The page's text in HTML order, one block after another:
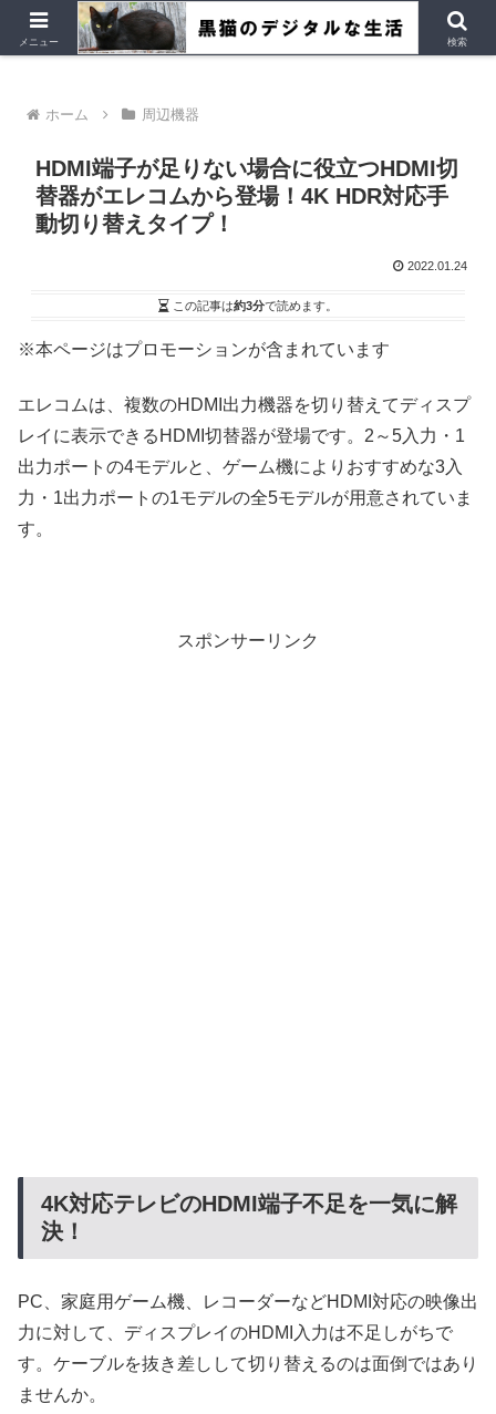
デジタルデバイス、Ubuntu など
ホーム 周辺機器
HDMI端子が足りない場合に役立つHDMI切
替器がエレコムから登場！4K HDR対応手
動切り替えタイプ！
2022.01.24
この記事は約3分で読めます。
※本ページはプロモーションが含まれています
エレコムは、複数のHDMI出力機器を切り替えてディスプ
レイに表示できるHDMI切替器が登場です。2～5入力・1
出力ポートの4モデルと、ゲーム機によりおすすめな3入
力・1出力ポートの1モデルの全5モデルが用意されていま
す。
スポンサーリンク
4K対応テレビのHDMI端子不足を一気に解
決！
PC、家庭用ゲーム機、レコーダーなどHDMI対応の映像出
力に対して、ディスプレイのHDMI入力は不足しがちで
す。ケーブルを抜き差しして切り替えるのは面倒ではあり
ませんか。
メニュー 検索